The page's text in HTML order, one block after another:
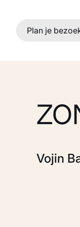
Ga naar
Plan je
Vojin